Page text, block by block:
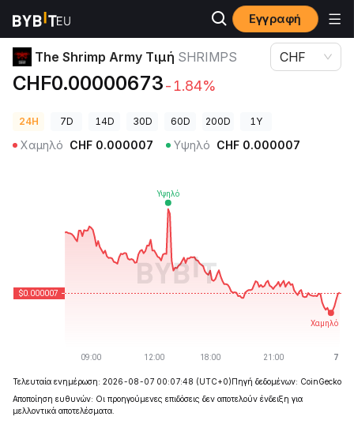
Εγγραφή
Τιμές Κρυπτονομισμάτων The Shrimp Army Τιμή SHRIMPS
The Shrimp Army Τιμή SHRIMPS
CHF0.00000673-1.84%
CHF
24H 7D 14D 30D 60D 200D 1Y
Χαμηλό CHF 0.000007 Υψηλό CHF 0.000007
Τελευταία ενημέρωση: 2026-08-07 00:07:48 (UTC+0)Πηγή δεδομένων: CoinGecko
Αποποίηση ευθυνών: Οι προηγούμενες επιδόσεις δεν αποτελούν ένδειξη για
μελλοντικά αποτελέσματα.